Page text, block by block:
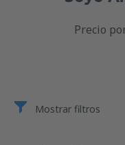
Precio
Mostrar filtros